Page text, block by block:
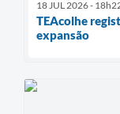
18 JUL 2026 -
TEAcolhe
expansão